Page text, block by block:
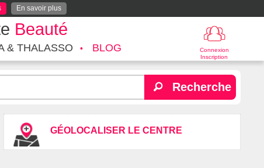
En savoir plus
Beauté
Connexion
Inscription
& THALASSO BLOG
Recherche
GÉOLOCALISER LE CENTRE